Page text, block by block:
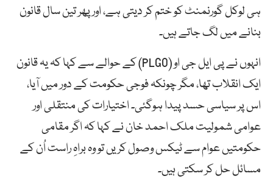
ہی لوکل گورنمنٹ کو ختم کر دیتی ہے، اور پھر تین سال قانون
بنانے میں لگ جاتے ہیں۔
انہوں نے پی ایل جی او (PLGO) کے حوالے سے کہا کہ یہ قانون
ایک انقلاب تھا، مگر چونکہ فوجی حکومت کے دور میں آیا،
اس پر سیاسی حسد پیدا ہوگئی۔ اختیارات کی منتقلی اور
عوامی شمولیت ملک احمد خان نے کہا کہ اگر مقامی
حکومتیں عوام سے ٹیکس وصول کریں تو وہ براہِ راست اُن کے
مسائل حل کر سکتی ہیں۔